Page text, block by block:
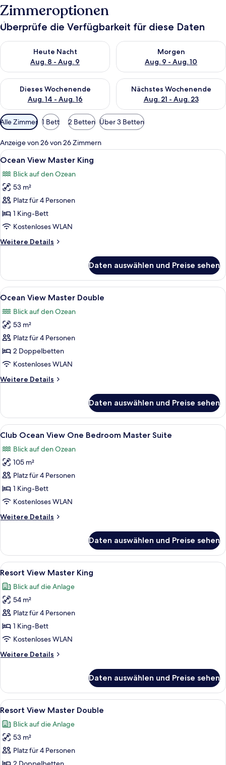
Zimmeroptionen
Überprüfe die Verfügbarkeit für diese Daten
Heute Nacht
Aug. 8 - Aug. 9
Überprüfe die Verfügbarkeit für heute Nacht, Aug. 8 - Aug. 9.
Morgen
Aug. 9 - Aug. 10
Überprüfe die Verfügbarkeit
Dieses Wochenende
Aug. 14 - Aug. 16
Überprüfe die Verfügbarkeit für dieses Wochenende, Aug. 14
Nächstes Wochenende
Aug. 21 - Aug. 23
Überprüfe die Verfügbarkeit
Verfügbare
Filter
für
Zimmer
Alle Zimmer 1 Bett 2 Betten Über 3 Betten
Anzeige von 26 von 26 Zimmern
Alle
Fotos
für
Ocean
View
Master
King
Ein Hotelzimmer mit Bett,
6
Ocean View Master King
Blick auf den Ozean
53 m²
Platz für 4 Personen
1 King-Bett
Kostenloses WLAN
Weitere Details
Weitere
View
Master
King
Daten auswählen und Preise sehen
Alle
Fotos
für
Ocean
View
Master
Double
Ein Hotelzimmer mit zwei Betten,
6
Ocean View Master Double
Blick auf den Ozean
53 m²
Platz für 4 Personen
2 Doppelbetten
Kostenloses WLAN
Weitere Details
Weitere
View
Master
Double
Daten auswählen und Preise sehen
Alle
Fotos
für
Club
Ocean
View
One
Master
Ein geräumiger Wohnbereich mit
9
Club Ocean View One Bedroom Master Suite
Blick auf den Ozean
105 m²
Platz für 4 Personen
1 King-Bett
Kostenloses WLAN
Weitere Details
Weitere
Ocean
View
One
Master
Suite
Daten auswählen und Preise sehen
Alle
Fotos
für
Resort
View
Master
King
Ein Hotelzimmer mit einem großen
7
Resort View Master King
Blick auf die Anlage
54 m²
Platz für 4 Personen
1 King-Bett
Kostenloses WLAN
Weitere Details
Weitere
View
Master
King
Daten auswählen und Preise sehen
Alle
Fotos
für
Resort
View
Master
Ein Hotelzimmer mit zwei Betten,
6
Resort View Master Double
Blick auf die Anlage
53 m²
Platz für 4 Personen